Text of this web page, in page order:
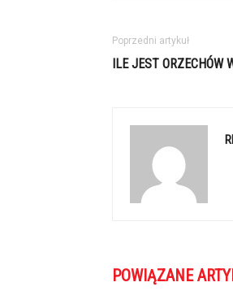
Poprzedni artykuł
ILE JEST ORZECHÓW
POWIĄZANE